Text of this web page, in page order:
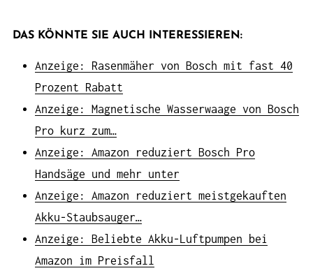
DAS KÖNNTE SIE AUCH INTERESSIEREN:
Anzeige: Rasenmäher von Bosch mit fast 40
Prozent Rabatt
Anzeige: Magnetische Wasserwaage von Bosch
Pro kurz zum…
Anzeige: Amazon reduziert Bosch Pro
Handsäge und mehr unter
Anzeige: Amazon reduziert meistgekauften
Akku-Staubsauger…
Anzeige: Beliebte Akku-Luftpumpen bei
Amazon im Preisfall